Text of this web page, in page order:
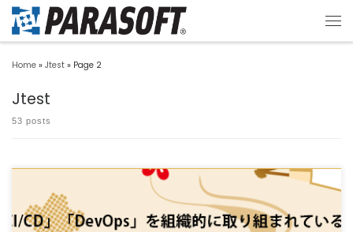
Home » Jtest » Page 2
Jtest
53 posts